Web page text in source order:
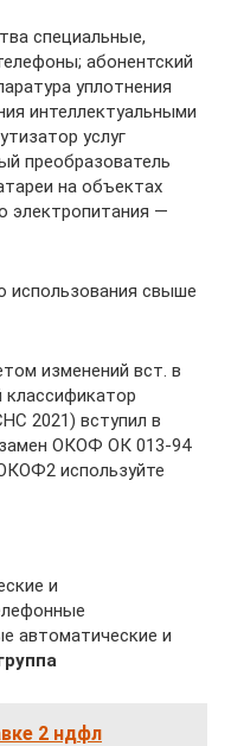
специальные,
абонентский
уплотнения
интеллектуальными
услуг
преобразователь
на объектах
электропитания —
использования свыше
изменений вст. в
классификатор
2021) вступил в
замен ОКОФ ОК 013-94
используйте
и
автоматические и
2 ндфл